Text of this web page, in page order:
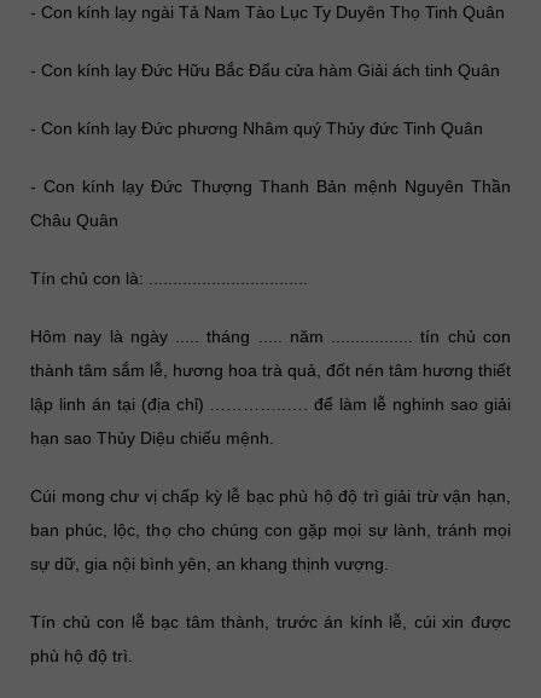
- Con kính lạy ngài Tả Nam Tào Lục Ty Duyên Thọ Tinh Quân
- Con kính lạy Đức Hữu Bắc Đẩu cửa hàm Giải ách tinh Quân
- Con kính lạy Đức phương Nhâm quý Thủy đức Tinh Quân
- Con kính lạy Đức Thượng Thanh Bản mệnh Nguyên Thần
Châu Quân
Tín chủ con là: .................................
Hôm nay là ngày ..... tháng ..... năm ................. tín chủ con
thành tâm sắm lễ, hương hoa trà quả, đốt nén tâm hương thiết
lập linh án tại (địa chỉ) …………..…. để làm lễ nghinh sao giải
hạn sao Thủy Diệu chiếu mệnh.
Cúi mong chư vị chấp kỳ lễ bạc phù hộ độ trì giải trừ vận hạn,
ban phúc, lộc, thọ cho chúng con gặp mọi sự lành, tránh mọi
sự dữ, gia nội bình yên, an khang thịnh vượng.
Tín chủ con lễ bạc tâm thành, trước án kính lễ, cúi xin được
phù hộ độ trì.